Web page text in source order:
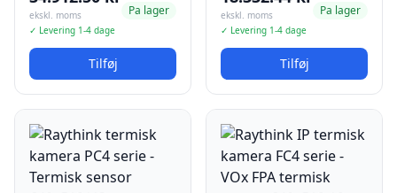
ekskl. moms
✓ Levering 1-4 dage
Pa lager
Tilføj
ekskl. moms
✓ Levering 1-4 dage
Pa lager
Tilføj